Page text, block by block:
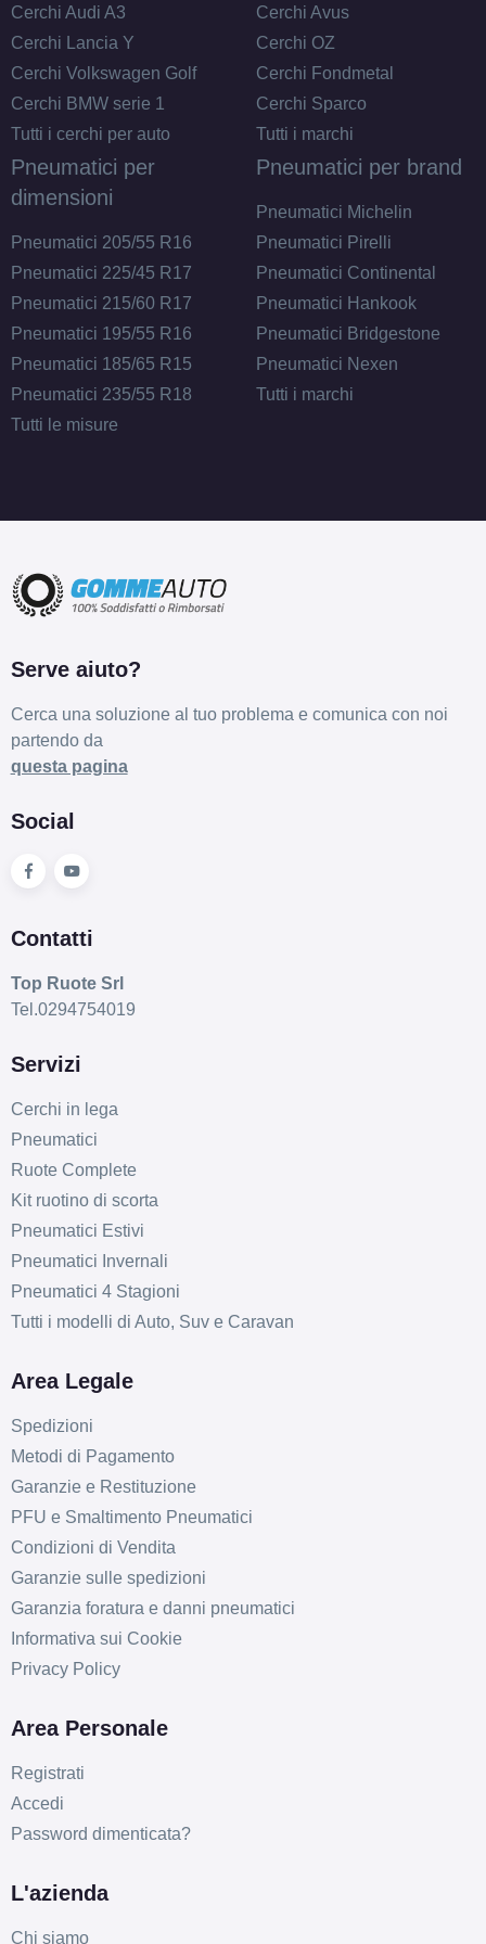
SPARCO Sparco Ff3
Matt Black 5 fori 18"
Disponibile
SPARCO Sparco Ff3
Disponibile
SPARCO Sparco Ff3
Matt Black 5 fori 18"
8X18 ET45 5x114.3
8X18 ET45 5x114.3
Foro centrale: 73mm
SPARCO Sparco Ff3
Matt Blue 5 fori 18"
8X18 ET45 5x114.3
Disponibile
SPARCO Sparco Ff3
Foro centrale: 72.6mm
Disponibile
Matt Black 5 fori 18"
Foro centrale: 72.6mm
Disponibile
SPARCO Sparco Ff3
Matt Black 5 fori 18"
8.5X18 ET45 5x100
Foro centrale: 63.4mm
Disponibile
SPARCO Sparco Ff3
Matt Black 5 fori 18"
8.5X18 ET45 5x108
Foro centrale: 73mm
Disponibile
SPARCO Sparco Ff3
8.5X18 ET38 5x112
Foro centrale: 73mm
Disponibile
Matt Black 5 fori 18"
Foro centrale: 73mm
Disponibile
Matt Black 5 fori 18"
Cerchi Audi A3
Cerchi Lancia Y
Cerchi Volkswagen Golf
Cerchi BMW serie 1
Tutti i cerchi per auto
Cerchi Avus
Cerchi OZ
Cerchi Fondmetal
Cerchi Sparco
Tutti i marchi
Pneumatici per
dimensioni
Pneumatici 205/55 R16
Pneumatici 225/45 R17
Pneumatici 215/60 R17
Pneumatici 195/55 R16
Pneumatici 185/65 R15
Pneumatici 235/55 R18
Tutti le misure
Pneumatici per brand
Pneumatici Michelin
Pneumatici Pirelli
Pneumatici Continental
Pneumatici Hankook
Pneumatici Bridgestone
Pneumatici Nexen
Tutti i marchi
Serve aiuto?
Cerca una soluzione al tuo problema e comunica con noi
partendo da
questa pagina
Social
Contatti
Top Ruote Srl
Tel.0294754019
Servizi
Cerchi in lega
Pneumatici
Ruote Complete
Kit ruotino di scorta
Pneumatici Estivi
Pneumatici Invernali
Pneumatici 4 Stagioni
Tutti i modelli di Auto, Suv e Caravan
Area Legale
Spedizioni
Metodi di Pagamento
Garanzie e Restituzione
PFU e Smaltimento Pneumatici
Condizioni di Vendita
Garanzie sulle spedizioni
Garanzia foratura e danni pneumatici
Informativa sui Cookie
Privacy Policy
Area Personale
Registrati
Accedi
Password dimenticata?
L'azienda
Chi siamo